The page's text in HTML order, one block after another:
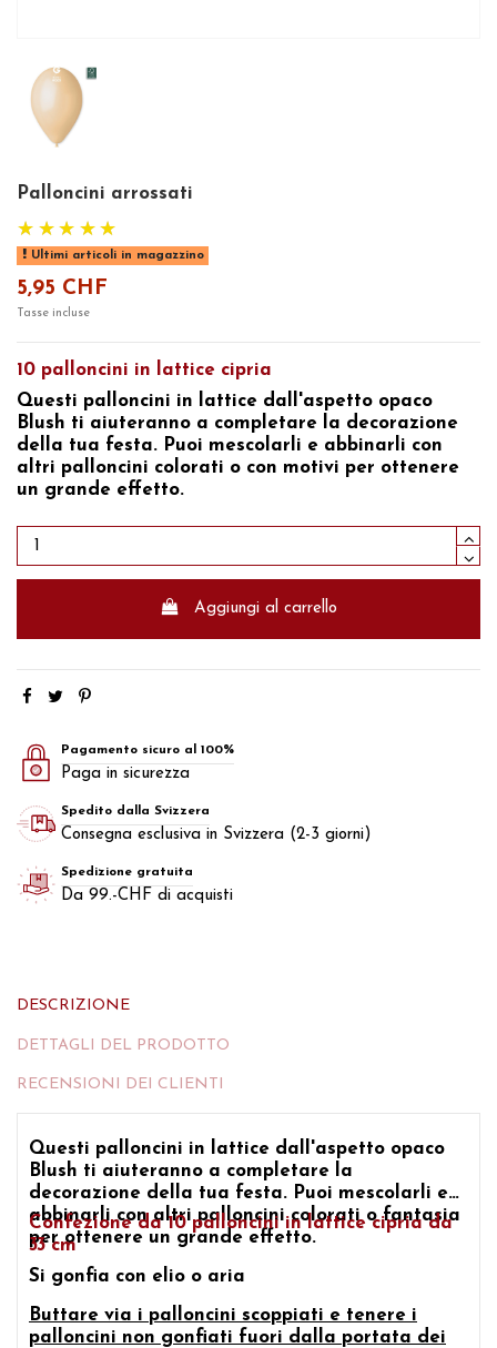
Palloncini arrossati
Ultimi articoli in magazzino
5,95 CHF
Tasse incluse
10 palloncini in lattice cipria
Questi palloncini in lattice dall'aspetto opaco
Blush ti aiuteranno a completare la decorazione
della tua festa. Puoi mescolarli e abbinarli con
altri palloncini colorati o con motivi per ottenere
un grande effetto.
Aggiungi al carrello
Pagamento sicuro al 100%
Paga in sicurezza
Spedito dalla Svizzera
Consegna esclusiva in Svizzera (2-3 giorni)
Spedizione gratuita
Da 99.-CHF di acquisti
DESCRIZIONE
DETTAGLI DEL PRODOTTO
RECENSIONI DEI CLIENTI
Questi palloncini in lattice dall'aspetto opaco
Blush ti aiuteranno a completare la
decorazione della tua festa. Puoi mescolarli e
abbinarli con altri palloncini colorati o fantasia
per ottenere un grande effetto.
Confezione da10 palloncini in lattice cipria da
33 cm
Si gonfia con elio o aria
Buttare via i palloncini scoppiati e tenere i
palloncini non gonfiati fuori dalla portata dei